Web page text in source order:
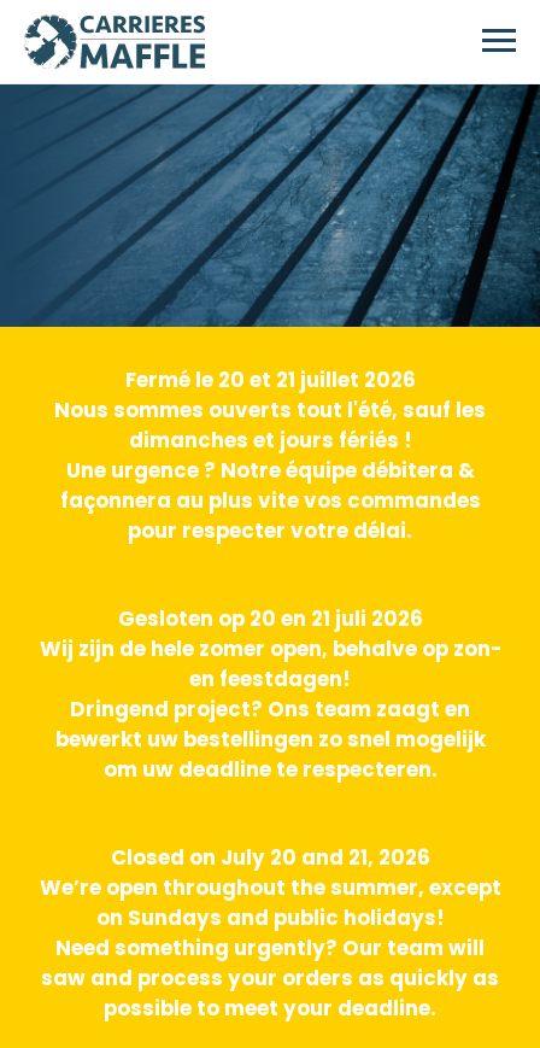
Skip to main content
Fermé le 20 et 21 juillet 2026
Nous sommes ouverts tout l'été, sauf les
dimanches et jours fériés !
Une urgence ? Notre équipe débitera &
façonnera au plus vite vos commandes
pour respecter votre délai.
Gesloten op 20 en 21 juli 2026
Wij zijn de hele zomer open, behalve op zon-
en feestdagen!
Dringend project? Ons team zaagt en
bewerkt uw bestellingen zo snel mogelijk
om uw deadline te respecteren.
Closed on July 20 and 21, 2026
We’re open throughout the summer, except
on Sundays and public holidays!
Need something urgently? Our team will
saw and process your orders as quickly as
possible to meet your deadline.